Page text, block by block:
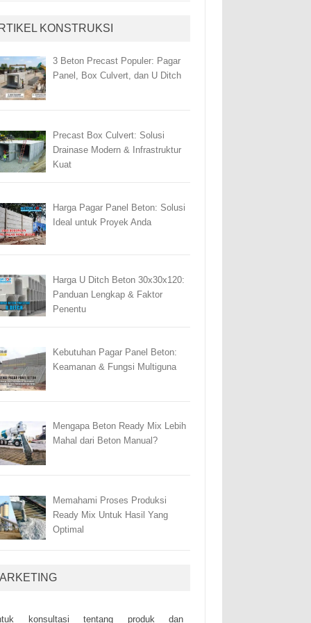
KONSTRUKSI
3 Beton Precast Populer: Pagar
Panel, Box Culvert, dan U Ditch
Precast Box Culvert: Solusi
Drainase Modern & Infrastruktur
Kuat
Harga Pagar Panel Beton: Solusi
Ideal untuk Proyek Anda
Harga U Ditch Beton 30x30x120:
Panduan Lengkap & Faktor
Penentu
Kebutuhan Pagar Panel Beton:
Keamanan & Fungsi Multiguna
Mengapa Beton Ready Mix Lebih
Mahal dari Beton Manual?
Memahami Proses Produksi
Ready Mix Untuk Hasil Yang
Optimal
kоnsultаsі tеntаng рrоduk dаn